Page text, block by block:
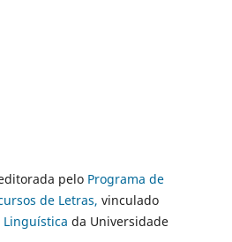
pelo Programa de
de Letras, vinculado
da Universidade